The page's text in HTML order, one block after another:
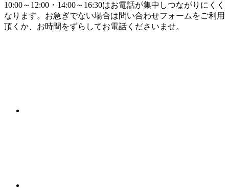
10:00～12:00・14:00～16:30はお電話が集中しつながりにくく
なります。お急ぎでない場合は問い合わせフォームをご利用
頂くか、お時間をずらしてお電話くださいませ。